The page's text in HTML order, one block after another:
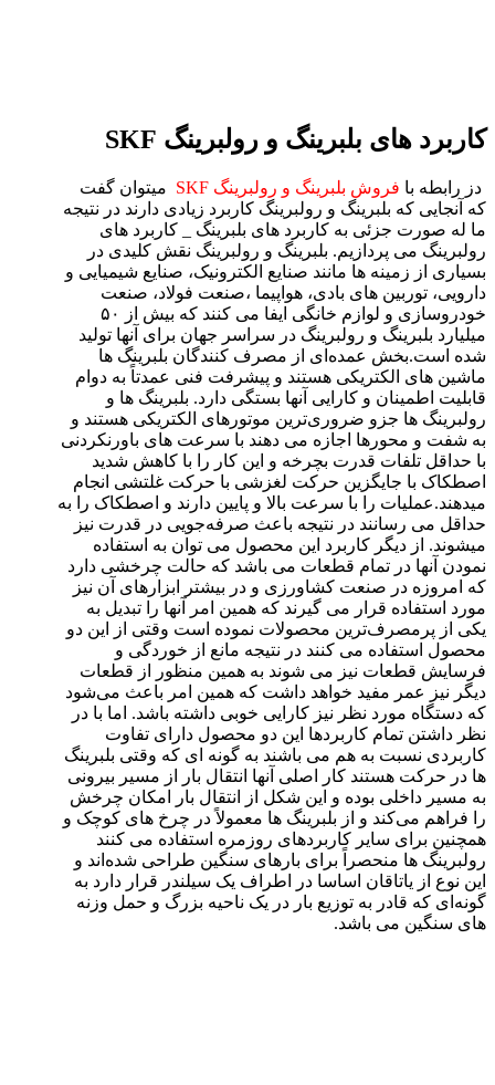
کاربرد های بلبرینگ و رولبرینگ SKF
دز رابطه با فروش بلبرینگ و رولبرینگ SKF
میتوان گفت
که آنجایی که بلبرینگ و رولبرینگ کاربرد زیادی دارند در نتیجه
ما له صورت جزئی به کاربرد های بلبرینگ _ کاربرد های
رولبرینگ می پردازیم. بلبرینگ و رولبرینگ نقش کلیدی در
بسیاری از زمینه ها مانند صنایع الکترونیک، صنایع شیمیایی و
دارویی، توربین های بادی، هواپیما ،صنعت فولاد، صنعت
خودروسازی و لوازم خانگی ایفا می کنند که بیش از ۵۰
میلیارد بلبرینگ و رولبرینگ در سراسر جهان برای آنها تولید
شده است.بخش عمده‌ای از مصرف کنندگان بلبرینگ ها
ماشین های الکتریکی هستند و پیشرفت فنی عمدتاً به دوام
قابلیت اطمینان و کارایی آنها بستگی دارد. بلبرینگ ها و
رولبرینگ ها جزو ضروری‌ترین موتورهای الکتریکی هستند و
به شفت و محورها اجازه می دهند با سرعت های باورنکردنی
با حداقل تلفات قدرت بچرخه و این کار را با کاهش شدید
اصطکاک با جایگزین حرکت لغزشی با حرکت غلتشی انجام
میدهند.عملیات را با سرعت بالا و پایین دارند و اصطکاک را به
حداقل می رسانند در نتیجه باعث صرفه‌جویی در قدرت نیز
میشوند. از دیگر کاربرد این محصول می توان به استفاده
نمودن آنها در تمام قطعات می باشد که حالت چرخشی دارد
که امروزه در صنعت کشاورزی و در بیشتر ابزارهای آن نیز
مورد استفاده قرار می گیرند که همین امر آنها را تبدیل به
یکی از پرمصرف‌ترین محصولات نموده است وقتی از این دو
محصول استفاده می کنند در نتیجه مانع از خوردگی و
فرسایش قطعات نیز می شوند به همین منظور از قطعات
دیگر نیز عمر مفید خواهد داشت که همین امر باعث می‌شود
که دستگاه مورد نظر نیز کارایی خوبی داشته باشد. اما با در
نظر داشتن تمام کاربردها این دو محصول دارای تفاوت
کاربردی نسبت به هم می باشند به گونه ای که وقتی بلبرینگ
ها در حرکت هستند کار اصلی آنها انتقال بار از مسیر بیرونی
به مسیر داخلی بوده و این شکل از انتقال بار امکان چرخش
را فراهم می‌کند و از بلبرینگ ها معمولاً در چرخ های کوچک و
همچنین برای سایر کاربردهای روزمره استفاده می کنند
رولبرینگ ها منحصراً برای بارهای سنگین طراحی شده‌اند و
این نوع از یاتاقان اساسا در اطراف یک سیلندر قرار دارد به
گونه‌ای که قادر به توزیع بار در یک ناحیه بزرگ و حمل وزنه
های سنگین می باشد.